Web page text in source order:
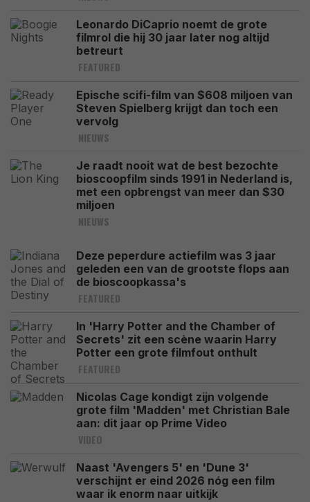
Leonardo DiCaprio noemt de grote
filmrol die hij 30 jaar later nog altijd
betreurt
FEATURED
Epische scifi-film van $608 miljoen van
Steven Spielberg krijgt dan toch een
vervolg
NIEUWS
Je raadt nooit wat de best bezochte
bioscoopfilm sinds 1991 in Nederland is,
met een opbrengst van meer dan $30
miljoen
NIEUWS
Deze peperdure actiefilm was 3 jaar
geleden een van de grootste flops aan
de bioscoopkassa's
FEATURED
In 'Harry Potter and the Chamber of
Secrets' zit een scène waarin Harry
Potter een grote filmfout onthult
FEATURED
Nicolas Cage kondigt zijn volgende
grote film 'Madden' met Christian Bale
aan: dit jaar op Prime Video
VIDEO
Naast 'Avengers 5' en 'Dune 3'
verschijnt er eind 2026 nóg een film
waar ik enorm naar uitkijk